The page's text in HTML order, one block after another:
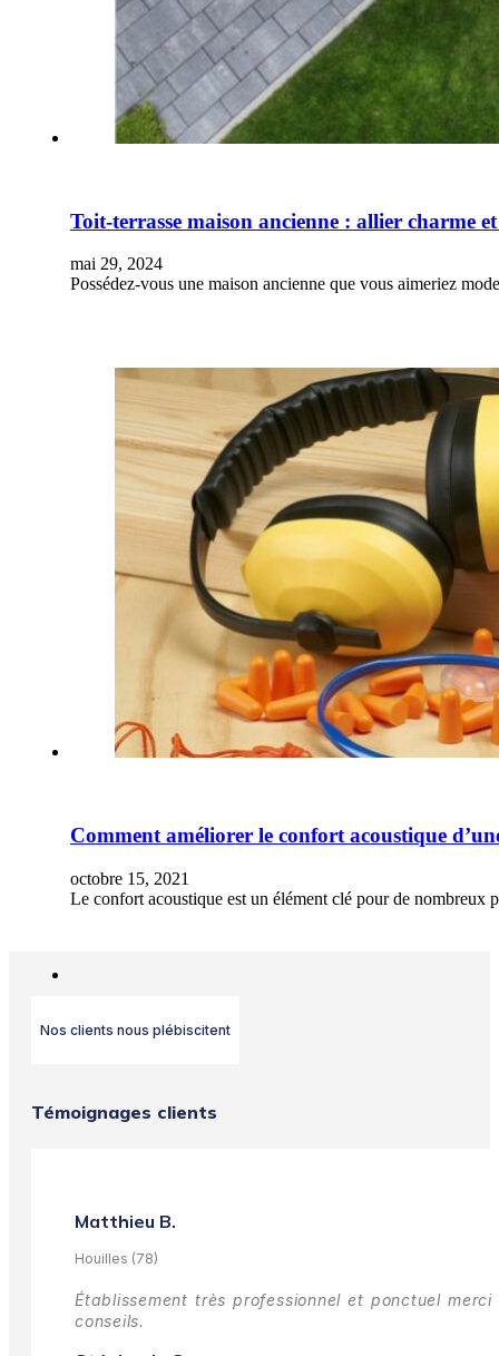
Toit-terrasse maison ancienne : allier charme
mai 29, 2024
Possédez-vous une maison ancienne que vous aimeriez
Comment améliorer le confort acoustique
octobre 15, 2021
Le confort acoustique est un élément clé pour de
Nos clients nous plébiscitent
Témoignages clients
Matthieu B.
Houilles (78)
Établissement très professionnel et ponctuel
conseils.